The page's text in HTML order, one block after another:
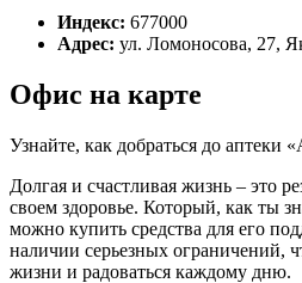
Индекс: 677000
Адрес: ул. Ломоносова, 27,
Офис на карте
Узнайте, как добраться до аптеки
Долгая и счастливая жизнь – это
своем здоровье. Который, как ты
можно купить средства для его
наличии серьезных ограничений,
жизни и радоваться каждому дню.